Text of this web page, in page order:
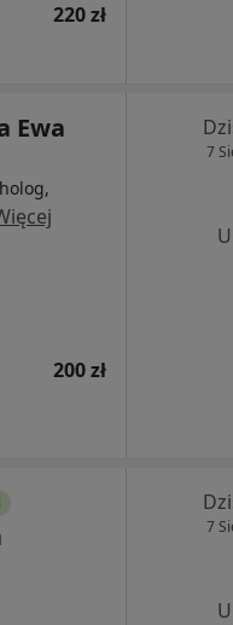
220 zł
Ewa
200 zł
7
7